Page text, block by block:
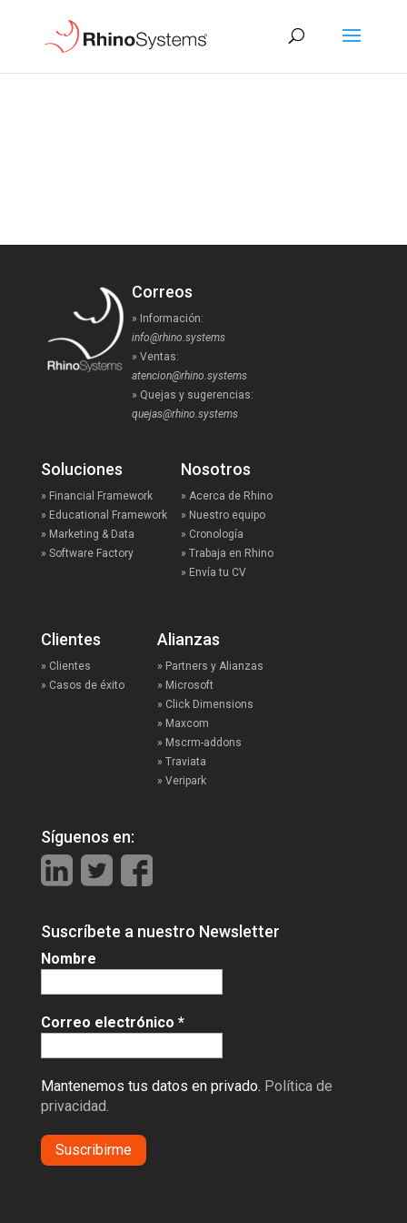
Correos
» Información:
info@rhino.systems
» Ventas:
atencion@rhino.systems
» Quejas y sugerencias:
quejas@rhino.systems
Soluciones
» Financial Framework
» Educational Framework
» Marketing & Data
» Software Factory
Nosotros
» Acerca de Rhino
» Nuestro equipo
» Cronología
» Trabaja en Rhino
» Envía tu CV
Clientes
» Clientes
» Casos de éxito
Alianzas
» Partners y Alianzas
» Microsoft
» Click Dimensions
» Maxcom
» Mscrm-addons
» Traviata
» Veripark
Síguenos en:
Suscríbete a nuestro Newsletter
Nombre
Correo electrónico *
Mantenemos tus datos en privado. Política de
privacidad.